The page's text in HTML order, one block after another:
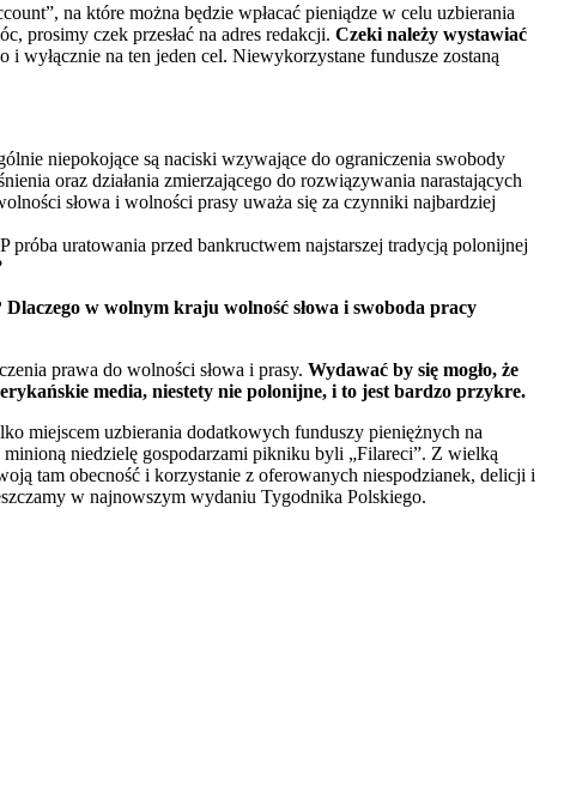
na które można będzie wpłacać pieniądze w celu uzbierania
prosimy czek przesłać na adres redakcji. Czeki należy wystawiać
wyłącznie na ten jeden cel. Niewykorzystane fundusze zostaną
niepokojące są naciski wzywające do ograniczenia swobody
oraz działania zmierzającego do rozwiązywania narastających
słowa i wolności prasy uważa się za czynniki najbardziej
uratowania przed bankructwem najstarszej tradycją polonijnej
w wolnym kraju wolność słowa i swoboda pracy
prawa do wolności słowa i prasy. Wydawać by się mogło, że
media, niestety nie polonijne, i to jest bardzo przykre.
miejscem uzbierania dodatkowych funduszy pieniężnych na
niedzielę gospodarzami pikniku byli „Filareci”. Z wielką
tam obecność i korzystanie z oferowanych niespodzianek, delicji i
w najnowszym wydaniu Tygodnika Polskiego.